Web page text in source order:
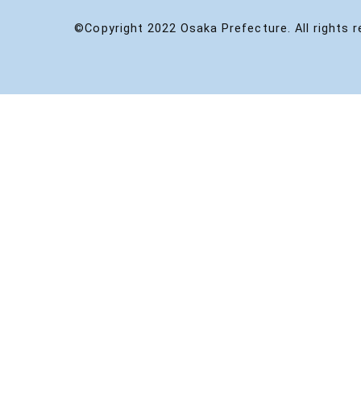
©Copyright 2022 Osaka Prefecture. All rights